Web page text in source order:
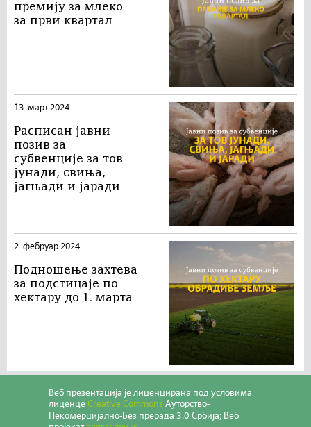
премију за млеко
за први квартал
13. март 2024.
Расписан jавни
позив за
субвенције за тов
јунади, свиња,
јагњади и јаради
2. фебруар 2024.
Подношење захтева
за подстицаје по
хектару до 1. марта
Веб презентација jе лиценциранa под условима
лиценце Creative Commons Ауторство-
Некомерцијално-Без прерада 3.0 Србија; Веб